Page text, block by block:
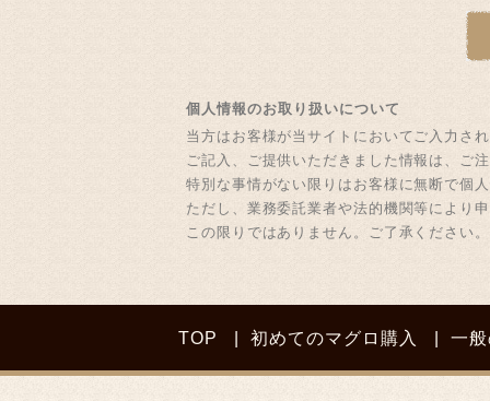
個人情報のお取り扱いについて
当方はお客様が当サイトにおいてご入力さ
ご記入、ご提供いただきました情報は、ご
特別な事情がない限りはお客様に無断で個
ただし、業務委託業者や法的機関等により
この限りではありません。ご了承ください。
TOP 初めてのマグロ購入 一